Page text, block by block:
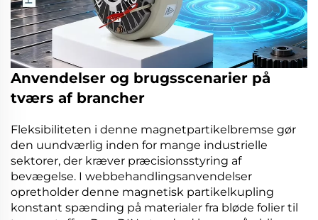
Anvendelser og brugsscenarier på
tværs af brancher
Fleksibiliteten i denne magnetpartikelbremse gør
den uundværlig inden for mange industrielle
sektorer, der kræver præcisionsstyring af
bevægelse. I webbehandlingsanvendelser
opretholder denne magnetisk partikelkupling
konstant spænding på materialer fra bløde folier til